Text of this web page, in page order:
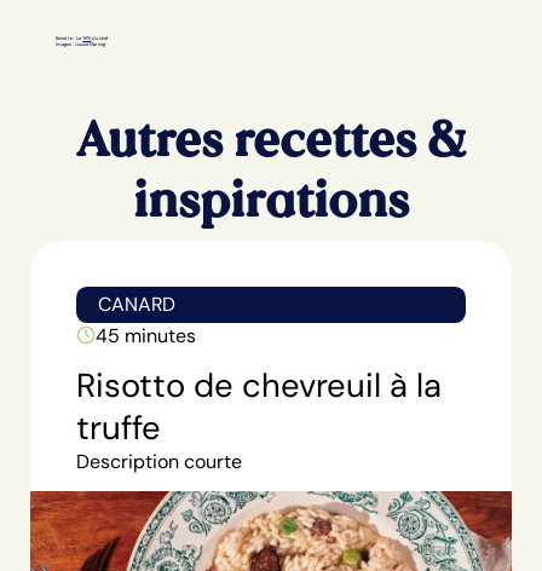
Recette : LeTIPS du chef
Images : Louise Marinig
Autres recettes &
inspirations
CANARD
45 minutes
Risotto de chevreuil à la
truffe
Description courte